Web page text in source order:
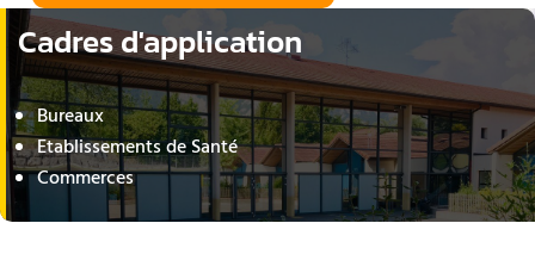
Cadres d'application
Bureaux
Etablissements de Santé
Commerces